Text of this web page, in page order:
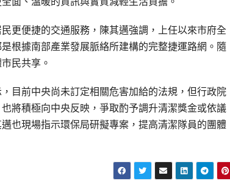
更便捷的交通服務，陳其邁強調，上任以來市府全
根據南部產業發展脈絡所建構的完整捷運路網。隨
民共享。
目前中央尚未訂定相關危害加給的法規，但行政院
將積極向中央反映，爭取酌予調升清潔獎金或依議
也現場指示環保局研擬專案，提高清潔隊員的團體